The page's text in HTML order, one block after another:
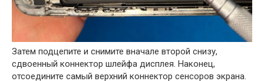
Затем подцепите и снимите вначале второй снизу,
сдвоенный коннектор шлейфа дисплея. Наконец,
отсоедините самый верхний коннектор сенсоров экрана.